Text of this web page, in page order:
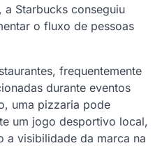
Starbucks conseguiu
o fluxo de pessoas
frequentemente
durante eventos
uma pizzaria pode
um jogo desportivo local,
a visibilidade da marca na